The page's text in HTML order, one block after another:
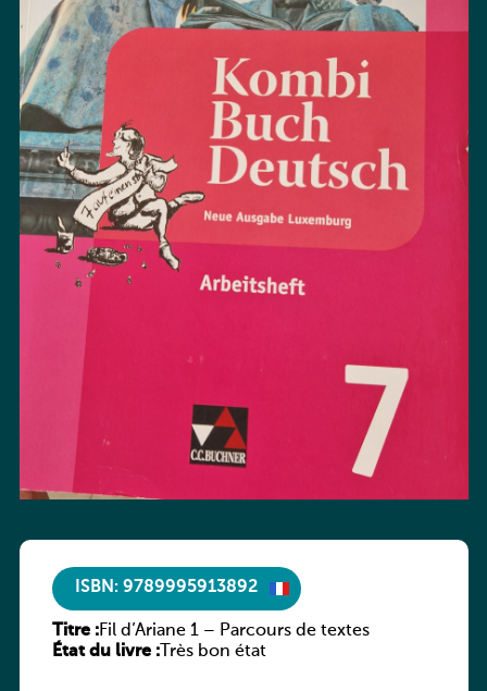
ISBN: 9789995913892
Titre :Fil d’Ariane 1 – Parcours de textes
État du livre :Très bon état